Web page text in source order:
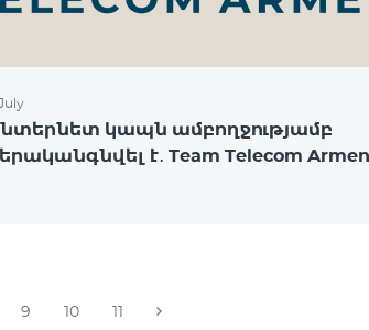
կապն ամբողջությամբ
է․ Team Telecom
9 10 11